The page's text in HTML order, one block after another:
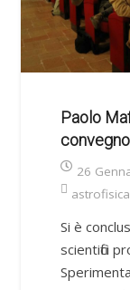
Paolo
26
astrofisica
Si è
scientifici